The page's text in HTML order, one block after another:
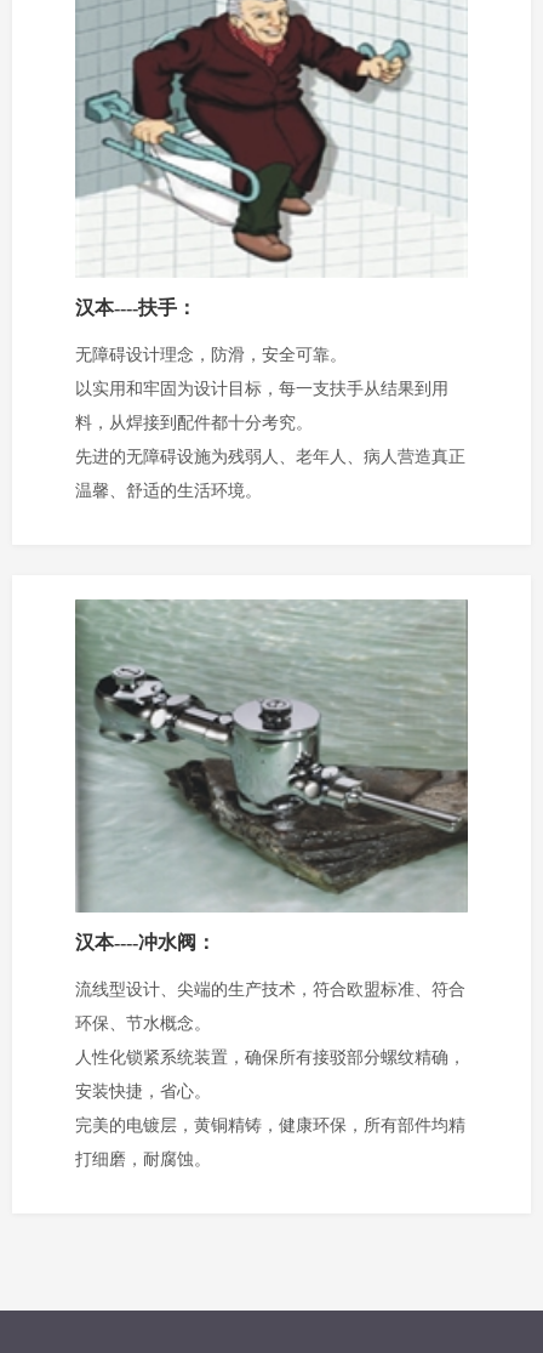
汉本----扶手：
无障碍设计理念，防滑，安全可靠。
以实用和牢固为设计目标，每一支扶手从结果到用
料，从焊接到配件都十分考究。
先进的无障碍设施为残弱人、老年人、病人营造真正
温馨、舒适的生活环境。
汉本----冲水阀：
流线型设计、尖端的生产技术，符合欧盟标准、符合
环保、节水概念。
人性化锁紧系统装置，确保所有接驳部分螺纹精确，
安装快捷，省心。
完美的电镀层，黄铜精铸，健康环保，所有部件均精
打细磨，耐腐蚀。